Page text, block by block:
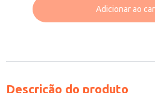
Adicionar ao
Descrição do produto